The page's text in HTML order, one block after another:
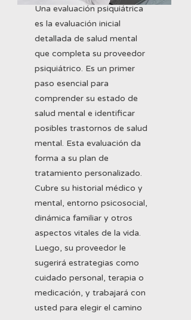
Una evaluación psiquiátrica
es la evaluación inicial
detallada de salud mental
que completa su proveedor
psiquiátrico. Es un primer
paso esencial para
comprender su estado de
salud mental e identificar
posibles trastornos de salud
mental. Esta evaluación da
forma a su plan de
tratamiento personalizado.
Cubre su historial médico y
mental, entorno psicosocial,
dinámica familiar y otros
aspectos vitales de la vida.
Luego, su proveedor le
sugerirá estrategias como
cuidado personal, terapia o
medicación, y trabajará con
usted para elegir el camino